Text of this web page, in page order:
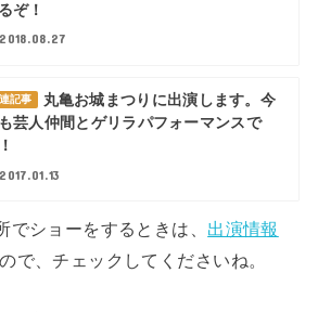
ぞ！
2018.08.27
記事
丸亀お城まつりに出演します。今
芸人仲間とゲリラパフォーマンスで
2017.01.13
でショーをするときは、 出演情報
で、チェックしてくださいね。